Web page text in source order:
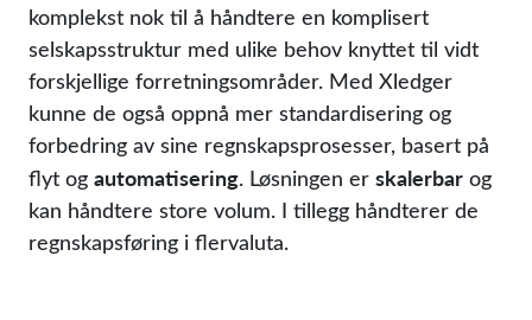
komplekst nok til å håndtere en komplisert
selskapsstruktur med ulike behov knyttet til vidt
forskjellige forretningsområder. Med Xledger
kunne de også oppnå mer standardisering og
forbedring av sine regnskapsprosesser, basert på
flyt og automatisering. Løsningen er skalerbar og
kan håndtere store volum. I tillegg håndterer de
regnskapsføring i flervaluta.